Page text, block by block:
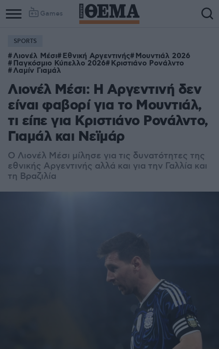
Games
SPORTS
Λιονέλ Μέσι Εθνική Αργεντινής Μουντιάλ 2026
Παγκόσμιο Κύπελλο 2026 Κριστιάνο Ρονάλντο
Λαμίν Γιαμάλ
Λιονέλ Μέσι: Η Αργεντινή δεν
είναι φαβορί για το Μουντιάλ,
τι είπε για Κριστιάνο Ρονάλντο,
Γιαμάλ και Νεϊμάρ
Ο Λιονέλ Μέσι μίλησε για τις δυνατότητες της
εθνικής Αργεντινής αλλά και για την Γαλλία και
τη Βραζιλία